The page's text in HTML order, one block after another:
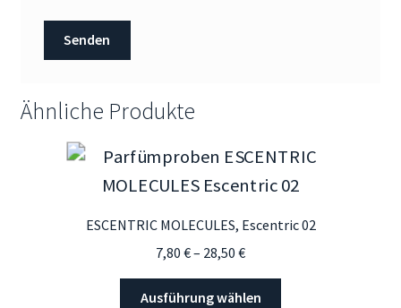
Ähnliche Produkte
ESCENTRIC MOLECULES, Escentric 02
7,80 €– 28,50 €Preisspanne:
bis
Ausführung wählen